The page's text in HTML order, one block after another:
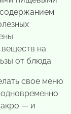
на
от блюда.
свое меню
— и